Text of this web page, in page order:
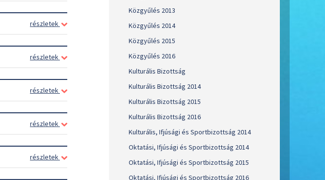
részletek
részletek
részletek
részletek
részletek
Közgyűlés 2013
Közgyűlés 2014
Közgyűlés 2015
Közgyűlés 2016
Kulturális Bizottság
Kulturális Bizottság 2014
Kulturális Bizottság 2015
Kulturális Bizottság 2016
Kulturális, Ifjúsági és Sportbizottság 2014
Oktatási, Ifjúsági és Sportbizottság 2014
Oktatási, Ifjúsági és Sportbizottság 2015
Oktatási, Ifjúsági és Sportbizottság 2016